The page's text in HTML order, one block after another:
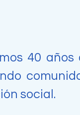
40
social.